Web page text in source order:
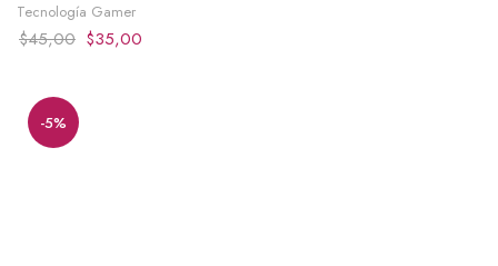
Tecnología Gamer
$45,00 Original
$35,00
-5%